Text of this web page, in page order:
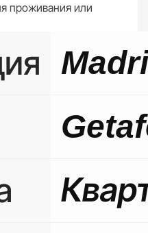
проживания или